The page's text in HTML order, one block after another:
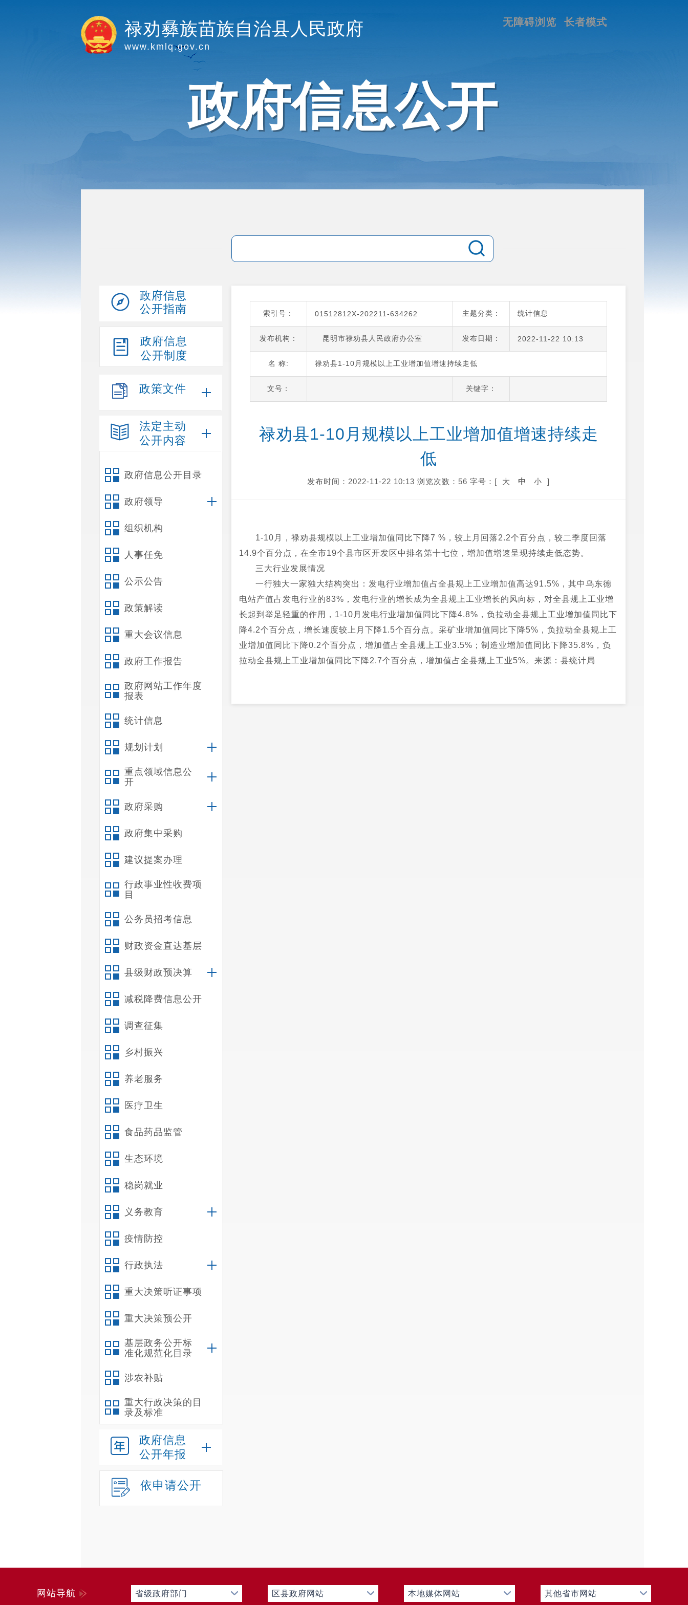
禄劝彝族苗族自治县人民政府
www.kmlq.gov.cn
长者模式
无障碍浏览
政府信息公开
政府信息
公开指南
政府信息
公开制度
政策文件
法定主动
公开内容
政府信息公开目录
政府领导
组织机构
人事任免
公示公告
政策解读
重大会议信息
政府工作报告
政府网站工作年度
报表
统计信息
规划计划
重点领域信息公
开
政府采购
政府集中采购
建议提案办理
行政事业性收费项
目
公务员招考信息
财政资金直达基层
县级财政预决算
减税降费信息公开
调查征集
乡村振兴
养老服务
医疗卫生
食品药品监管
生态环境
稳岗就业
义务教育
疫情防控
行政执法
重大决策听证事项
重大决策预公开
基层政务公开标
准化规范化目录
涉农补贴
重大行政决策的目
录及标准
政府信息
公开年报
依申请公开
索引号： 01512812X-202211-634262 主题分类： 统计信息
发布机构： 昆明市禄劝县人民政府办公室 发布日期： 2022-11-22 10:13
名 称: 禄劝县1-10月规模以上工业增加值增速持续走低
文号： 关键字：
禄劝县1-10月规模以上工业增加值增速持续走
低
发布时间：2022-11-22 10:13 浏览次数：56 字号：[ 大 中 小 ]
1-10月，禄劝县规模以上工业增加值同比下降7 %，较上月回落2.2个百分点，较二季度回落
14.9个百分点，在全市19个县市区开发区中排名第十七位，增加值增速呈现持续走低态势。
三大行业发展情况
一行独大一家独大结构突出：发电行业增加值占全县规上工业增加值高达91.5%，其中乌东德
电站产值占发电行业的83%，发电行业的增长成为全县规上工业增长的风向标，对全县规上工业增
长起到举足轻重的作用，1-10月发电行业增加值同比下降4.8%，负拉动全县规上工业增加值同比下
降4.2个百分点，增长速度较上月下降1.5个百分点。采矿业增加值同比下降5%，负拉动全县规上工
业增加值同比下降0.2个百分点，增加值占全县规上工业3.5%；制造业增加值同比下降35.8%，负
拉动全县规上工业增加值同比下降2.7个百分点，增加值占全县规上工业5%。来源：县统计局
网站导航 省级政府部门 区县政府网站 本地媒体网站 其他省市网站